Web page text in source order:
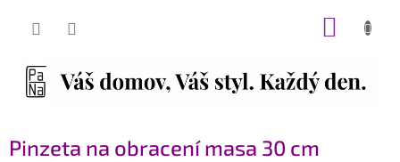
Pinzeta na obracení masa 30 cm